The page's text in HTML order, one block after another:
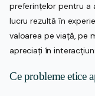
preferințelor pentru a
lucru rezultă în
valoarea pe viață, pe
apreciați în
Ce probleme etice